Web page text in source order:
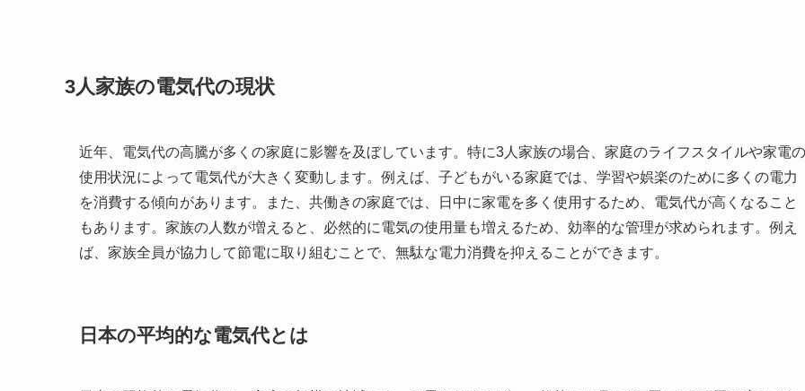
3人家族の電気代の現状
近年、電気代の高騰が多くの家庭に影響を及ぼしています。特に3人家族の場合、家庭のライフスタイルや家電の
使用状況によって電気代が大きく変動します。例えば、子どもがいる家庭では、学習や娯楽のために多くの電力
を消費する傾向があります。また、共働きの家庭では、日中に家電を多く使用するため、電気代が高くなること
もあります。家族の人数が増えると、必然的に電気の使用量も増えるため、効率的な管理が求められます。例え
ば、家族全員が協力して節電に取り組むことで、無駄な電力消費を抑えることができます。
日本の平均的な電気代とは